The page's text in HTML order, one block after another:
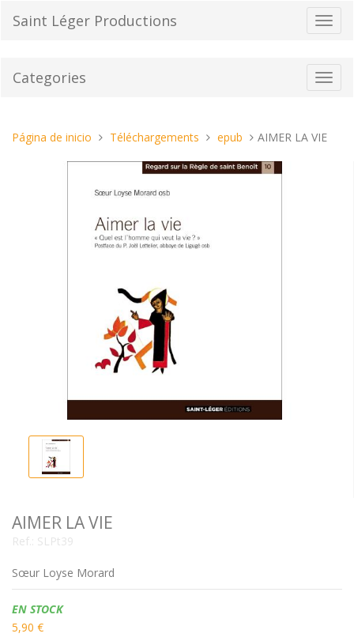
el
de
Saint Léger Productions
Categories
Estas
Página de inicio Téléchargements epub AIMER LA VIE
AIMER LA VIE
Ref.: SLPt39
Sœur Loyse Morard
Disponibilidad:
EN STOCK
5,90 €